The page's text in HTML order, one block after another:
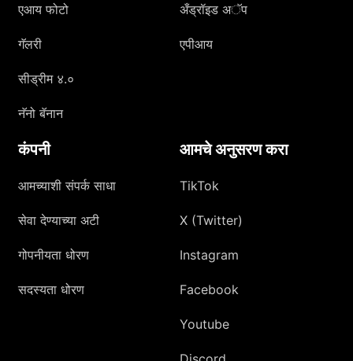
एआय फोटो
गॅलरी
सीड्रीम ४.०
नॅनो बॅनान
अँड्रॉइड अॅप
एपीआय
कंपनी
आमच्याशी संपर्क साधा
सेवा देण्याच्या अटी
गोपनीयता धोरण
सदस्यता धोरण
आमचे अनुसरण करा
TikTok
X (Twitter)
Instagram
Facebook
Youtube